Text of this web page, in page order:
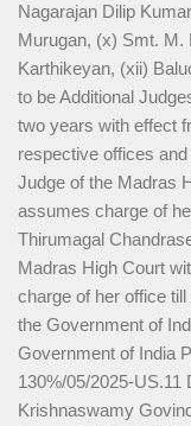
Nagarajan Dilip
Murugan, (x) Smt. M.
Karthikeyan, (xii)
to be Additional
two years with effect
respective offices
Judge of the Madras
assumes charge of
Thirumagal
Madras High Court
charge of her office
the Government of
Government of India
130%/05/2025-US.11
Krishnaswamy